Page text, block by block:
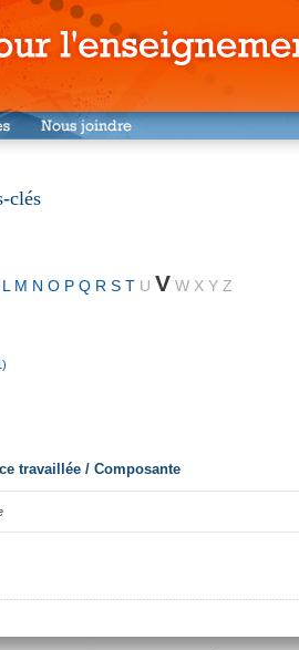
clés
L M N O P Q R S T U V W X Y Z
travaillée / Composante